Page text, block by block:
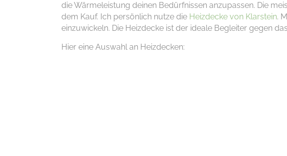
die Wärmeleistung deinen Bedürfnissen anzupassen. Die
dem Kauf. Ich persönlich nutze die Heizdecke von Klarstein. M
einzuwickeln. Die Heizdecke ist der ideale Begleiter gegen
Hier eine Auswahl an Heizdecken: